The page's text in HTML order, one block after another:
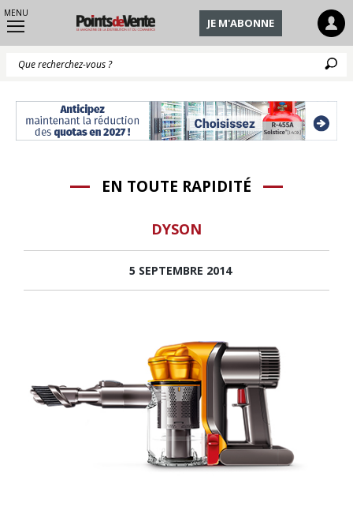
MENU
JE M'ABONNE
EN TOUTE RAPIDITÉ
DYSON
5 SEPTEMBRE 2014